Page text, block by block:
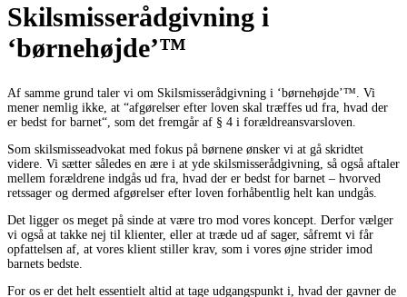
Skilsmisserådgivning i
‘børnehøjde’™
Af samme grund taler vi om Skilsmisserådgivning i ‘børnehøjde’™. Vi
mener nemlig ikke, at “afgørelser efter loven skal træffes ud fra, hvad der
er bedst for barnet“, som det fremgår af § 4 i forældreansvarsloven.
Som skilsmisseadvokat med fokus på børnene ønsker vi at gå skridtet
videre. Vi sætter således en ære i at yde skilsmisserådgivning, så også aftaler
mellem forældrene indgås ud fra, hvad der er bedst for barnet – hvorved
retssager og dermed afgørelser efter loven forhåbentlig helt kan undgås.
Det ligger os meget på sinde at være tro mod vores koncept. Derfor vælger
vi også at takke nej til klienter, eller at træde ud af sager, såfremt vi får
opfattelsen af, at vores klient stiller krav, som i vores øjne strider imod
barnets bedste.
For os er det helt essentielt altid at tage udgangspunkt i, hvad der gavner de